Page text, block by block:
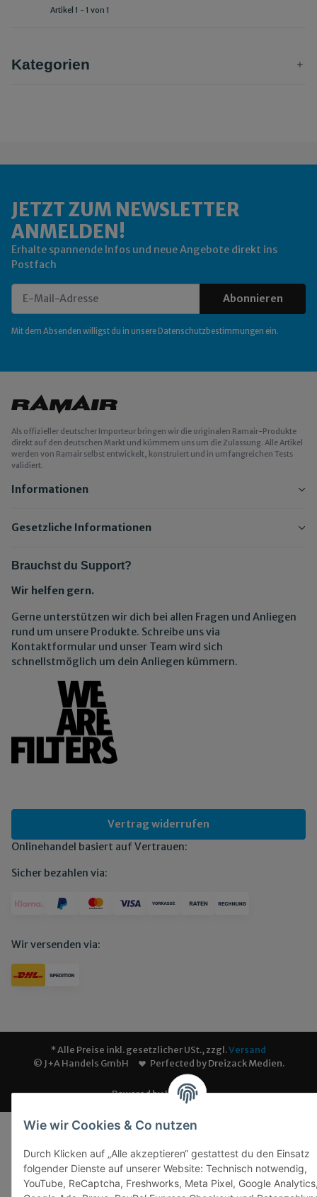
Wie wir Cookies & Co nutzen
Durch Klicken auf „Alle akzeptieren“ gestattest du den Einsatz
folgender Dienste auf unserer Website: Technisch notwendig,
YouTube, ReCaptcha, Freshworks, Meta Pixel, Google
Artikel 1 - 1 von 1
Kategorien
JETZT ZUM NEWSLETTER
ANMELDEN!
Erhalte spannende Infos und neue Angebote direkt ins
Postfach
Abonnieren
Mit dem Absenden willigst du in unsere Datenschutzbestimmungen ein.
Als offizieller deutscher Importeur bringen wir die originalen Ramair-Produkte
direkt auf den deutschen Markt und kümmern uns um die Zulassung. Alle Artikel
werden von Ramair selbst entwickelt, konstruiert und in umfangreichen Tests
validiert.
Informationen
Gesetzliche Informationen
Brauchst du Support?
Wir helfen gern.
Gerne unterstützen wir dich bei allen Fragen und Anliegen
rund um unsere Produkte. Schreibe uns via
Kontaktformular und unser Team wird sich
schnellstmöglich um dein Anliegen kümmern.
Vertrag widerrufen
Onlinehandel basiert auf Vertrauen:
Sicher bezahlen via:
Wir versenden via:
* Alle Preise inkl. gesetzlicher USt., zzgl.Versand
© J+A Handels GmbH
Perfected byDreizack Medien.
Powered byJTL-Shop